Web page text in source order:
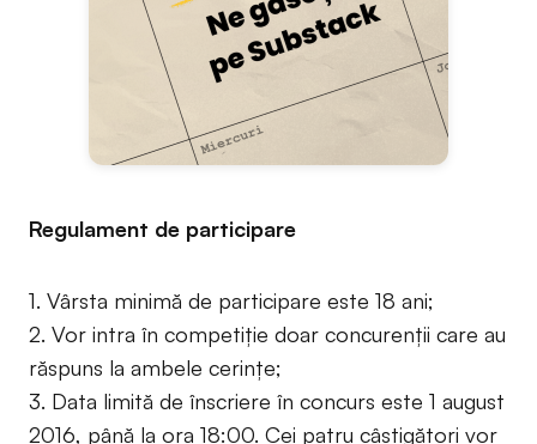
Regulament de participare
1. Vârsta minimă de participare este 18 ani;
2. Vor intra în competiție doar concurenții care au
răspuns la ambele cerințe;
3. Data limită de înscriere în concurs este 1 august
2016, până la ora 18:00. Cei patru câștigători vor